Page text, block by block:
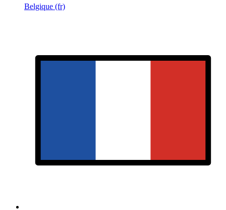
Belgique (fr)